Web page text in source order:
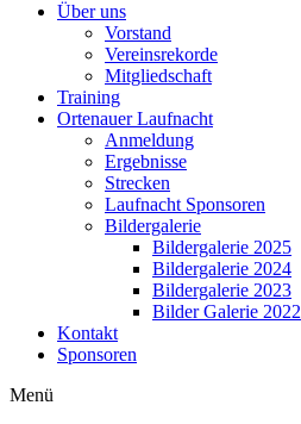
Über uns
Vorstand
Vereinsrekorde
Mitgliedschaft
Training
Ortenauer Laufnacht
Anmeldung
Ergebnisse
Strecken
Laufnacht Sponsoren
Bildergalerie
Bildergalerie 2025
Bildergalerie 2024
Bildergalerie 2023
Bilder Galerie 2022
Kontakt
Sponsoren
Menü